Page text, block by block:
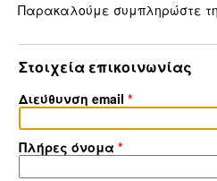
Παρακαλούμε συμπληρώστε
Στοιχεία επικοινωνίας
Διεύθυνση email *
Πλήρες όνομα *